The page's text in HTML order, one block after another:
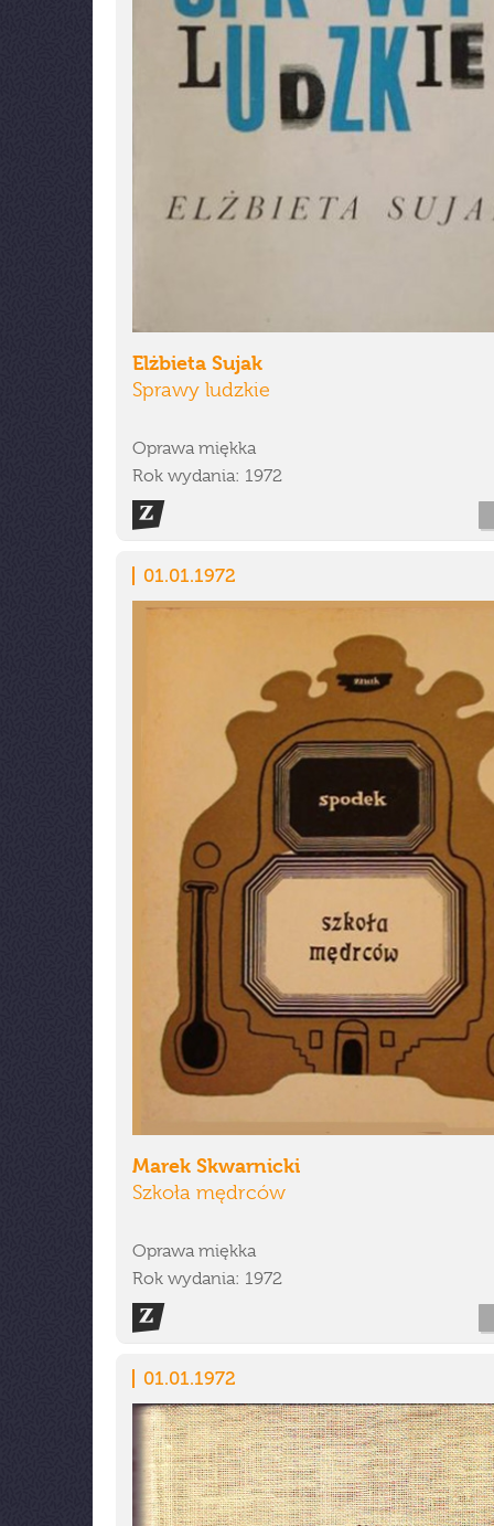
Elżbieta Sujak
Sprawy ludzkie
Oprawa miękka
Rok wydania: 1972
01.01.1972
Marek Skwarnicki
Szkoła mędrców
Oprawa miękka
Rok wydania: 1972
01.01.1972